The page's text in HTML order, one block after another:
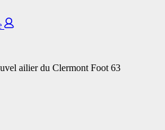
ailier du Clermont Foot 63